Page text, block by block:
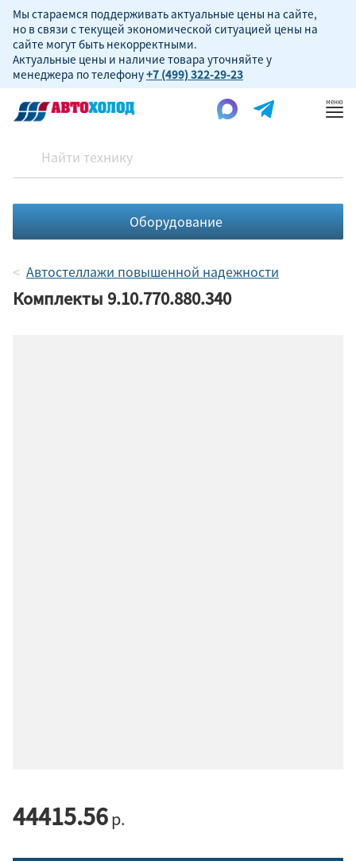
Мы стараемся поддерживать актуальные цены на сайте,
но в связи с текущей экономической ситуацией цены на
сайте могут быть некорректными.
Актуальные цены и наличие товара уточняйте у
менеджера по телефону+7 (499) 322-29-23
Оборудование
Автостеллажи повышенной надежности
Комплекты 9.10.770.880.340
44415.56р.